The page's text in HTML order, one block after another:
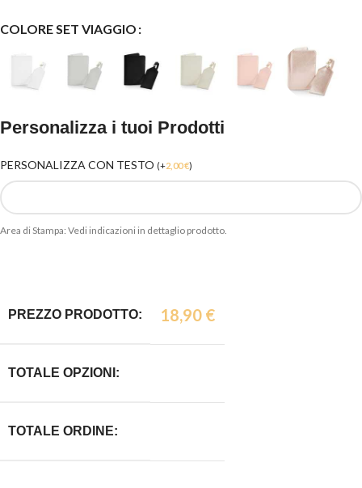
COLORE SET VIAGGIO
Personalizza i tuoi Prodotti
PERSONALIZZA CON TESTO (+2,00€)
Area di Stampa: Vedi indicazioni in dettaglio prodotto.
PREZZO PRODOTTO: 18,90 €
TOTALE OPZIONI:
TOTALE ORDINE: